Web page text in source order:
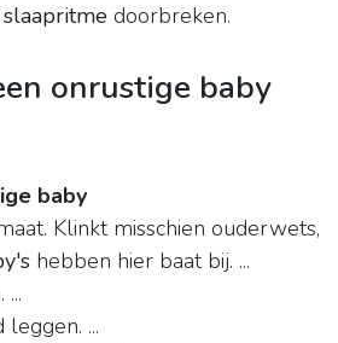
slaapritme doorbreken.
onrustige baby
baby
Klinkt misschien ouderwets,
hebben hier baat bij. ...
...